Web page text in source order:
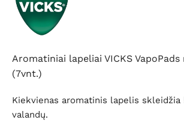
Aromatiniai lapeliai VICKS
(7vnt.)
Kiekvienas aromatinis lapelis skleidžia
valandų.